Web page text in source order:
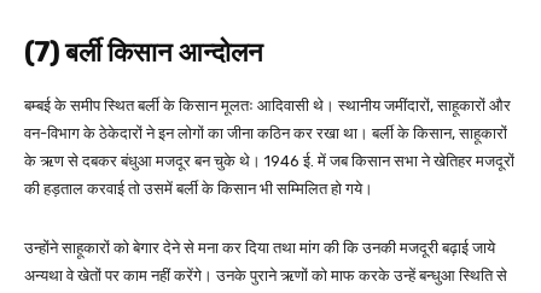
(7) बर्ली किसान आन्दोलन
बम्बई के समीप स्थित बर्ली के किसान मूलतः आदिवासी थे। स्थानीय जमींदारों, साहूकारों और
वन-विभाग के ठेकेदारों ने इन लोगों का जीना कठिन कर रखा था। बर्ली के किसान, साहूकारों
के ऋण से दबकर बंधुआ मजदूर बन चुके थे। 1946 ई. में जब किसान सभा ने खेतिहर मजदूरों
की हड़ताल करवाई तो उसमें बर्ली के किसान भी सम्मिलित हो गये।
उन्होंने साहूकारों को बेगार देने से मना कर दिया तथा मांग की कि उनकी मजदूरी बढ़ाई जाये
अन्यथा वे खेतों पर काम नहीं करेंगे। उनके पुराने ऋणों को माफ करके उन्हें बन्धुआ स्थिति से